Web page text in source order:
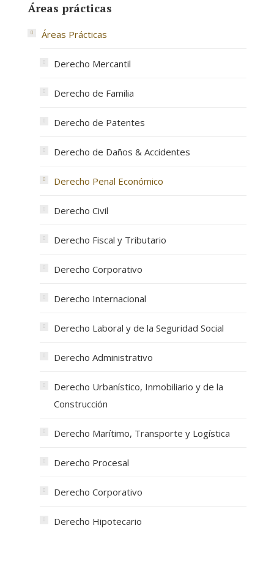
Áreas prácticas
Áreas Prácticas
Derecho Mercantil
Derecho de Familia
Derecho de Patentes
Derecho de Daños & Accidentes
Derecho Penal Económico
Derecho Civil
Derecho Fiscal y Tributario
Derecho Corporativo
Derecho Internacional
Derecho Laboral y de la Seguridad Social
Derecho Administrativo
Derecho Urbanístico, Inmobiliario y de la
Construcción
Derecho Marítimo, Transporte y Logística
Derecho Procesal
Derecho Corporativo
Derecho Hipotecario